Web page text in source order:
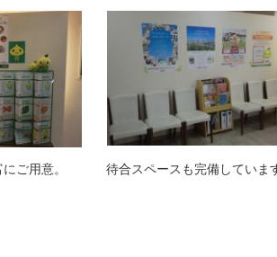
用意。 待合スペースも完備しています